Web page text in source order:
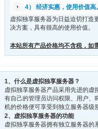
4） 经济实惠，使用价值高
虚拟独享服务器为日益迫切打造
决方案，具有很高的使用价值。
本站所有产品价格均不含税，如
1、什么是虚拟独享服务器？
虚拟独享服务器产品采用先进的
有自己的管理员访问权限、用户、
机的价格便可享受到独立服务器级
2、虚拟独享服务器的功能
虚拟独享服务器拥有独立服务器